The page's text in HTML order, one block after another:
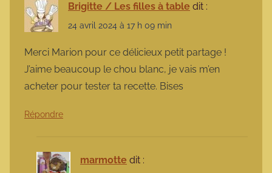
Brigitte / Les filles à table dit :
24 avril 2024 à 17 h 09 min
Merci Marion pour ce délicieux petit partage !
J’aime beaucoup le chou blanc, je vais m’en
acheter pour tester ta recette. Bises
Répondre
marmotte dit :